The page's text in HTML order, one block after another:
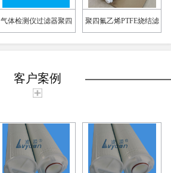
气体检测仪过滤器聚四
氟乙烯PTFE烧结滤芯
聚四氟乙烯PTFE烧结滤
芯65*1000
客户案例